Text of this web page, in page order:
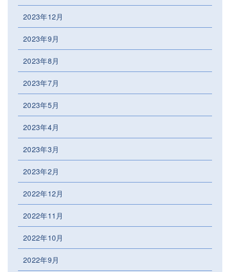
2023年12月
2023年9月
2023年8月
2023年7月
2023年5月
2023年4月
2023年3月
2023年2月
2022年12月
2022年11月
2022年10月
2022年9月